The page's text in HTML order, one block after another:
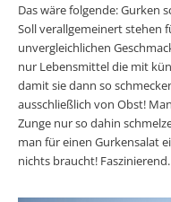
Das wäre folgende: Gurken
Soll verallgemeinert stehen
unvergleichlichen
nur Lebensmittel die mit
damit sie dann so
ausschließlich von Obst!
Zunge nur so dahin
man für einen Gurkensalat
nichts braucht!